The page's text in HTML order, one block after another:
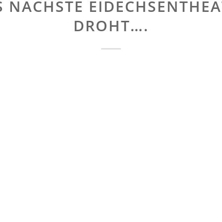
NÄCHSTE
DROHT….